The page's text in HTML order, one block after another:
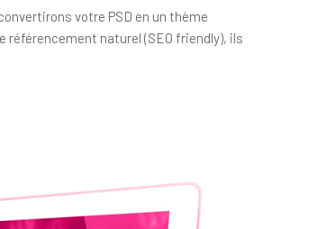
votre PSD en un thème
naturel (SEO friendly), ils